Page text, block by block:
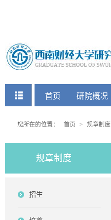
快捷菜单
首页 研院概况
您所在的位置： 首页 > 规章制度
规章制度
招生